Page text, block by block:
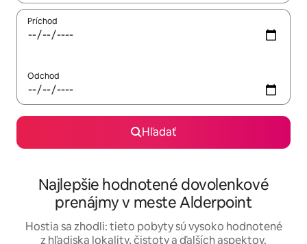
Príchod
Odchod
Hľadať
Najlepšie hodnotené dovolenkové
prenájmy v meste Alderpoint
Hostia sa zhodli: tieto pobyty sú vysoko hodnotené
z hľadiska lokality, čistoty a ďalších aspektov.